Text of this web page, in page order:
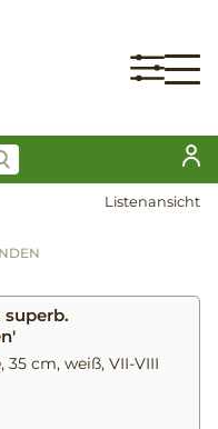
Listenansicht
cm, weiß, VII-VIII